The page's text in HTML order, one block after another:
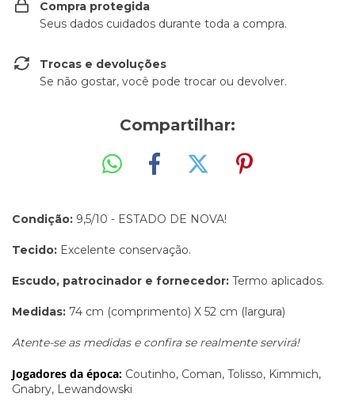
Compra protegida
Seus dados cuidados durante toda a compra.
Trocas e devoluções
Se não gostar, você pode trocar ou devolver.
Compartilhar:
Condição: 9,5/10 - ESTADO DE NOVA!
Tecido: Excelente conservação.
Escudo, patrocinador e fornecedor: Termo aplicados.
Medidas: 74 cm (comprimento) X 52 cm (largura)
Atente-se as medidas e confira se realmente servirá!
Jogadores da época: Coutinho, Coman, Tolisso, Kimmich,
Gnabry, Lewandowski